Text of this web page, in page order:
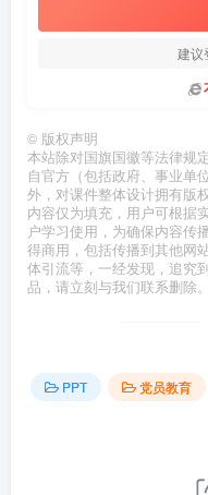
建议
© 版权声明
本站除对国旗国徽等法律规
自官方（包括政府、事业单
外，对课件整体设计拥有版
内容仅为填充，用户可根据
户学习使用，为确保内容传
得商用，包括传播到其他网
体引流等，一经发现，追究
品，请立刻与我们联系删除。
PPT 党员教育